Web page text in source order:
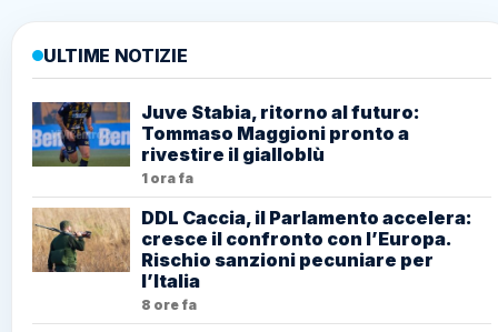
ULTIME NOTIZIE
Juve Stabia, ritorno al futuro:
Tommaso Maggioni pronto a
rivestire il gialloblù
1 ora fa
DDL Caccia, il Parlamento accelera:
cresce il confronto con l’Europa.
Rischio sanzioni pecuniare per
l’Italia
8 ore fa